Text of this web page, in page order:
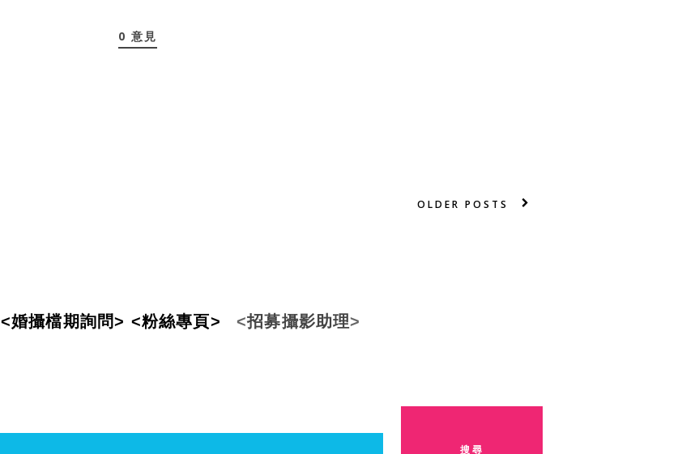
0 意見
OLDER POSTS
<婚攝檔期詢問> <粉絲專頁> <招募攝影助理>